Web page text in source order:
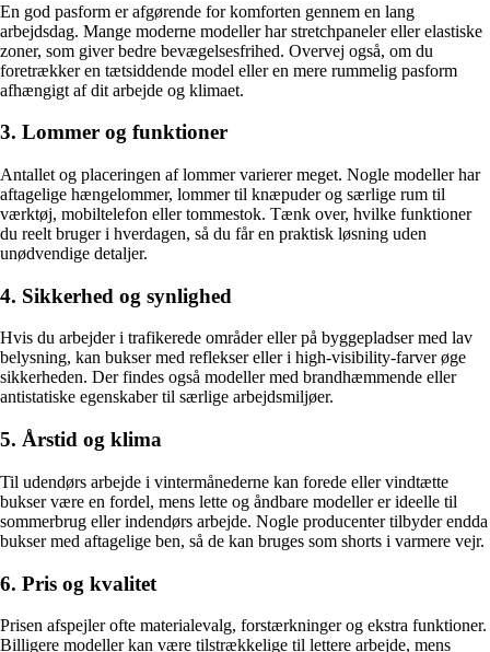
En god pasform er afgørende for komforten gennem en lang
arbejdsdag. Mange moderne modeller har stretchpaneler eller elastiske
zoner, som giver bedre bevægelsesfrihed. Overvej også, om du
foretrækker en tætsiddende model eller en mere rummelig pasform
afhængigt af dit arbejde og klimaet.
3. Lommer og funktioner
Antallet og placeringen af lommer varierer meget. Nogle modeller har
aftagelige hængelommer, lommer til knæpuder og særlige rum til
værktøj, mobiltelefon eller tommestok. Tænk over, hvilke funktioner
du reelt bruger i hverdagen, så du får en praktisk løsning uden
unødvendige detaljer.
4. Sikkerhed og synlighed
Hvis du arbejder i trafikerede områder eller på byggepladser med lav
belysning, kan bukser med reflekser eller i high-visibility-farver øge
sikkerheden. Der findes også modeller med brandhæmmende eller
antistatiske egenskaber til særlige arbejdsmiljøer.
5. Årstid og klima
Til udendørs arbejde i vintermånederne kan forede eller vindtætte
bukser være en fordel, mens lette og åndbare modeller er ideelle til
sommerbrug eller indendørs arbejde. Nogle producenter tilbyder endda
bukser med aftagelige ben, så de kan bruges som shorts i varmere vejr.
6. Pris og kvalitet
Prisen afspejler ofte materialevalg, forstærkninger og ekstra funktioner.
Billigere modeller kan være tilstrækkelige til lettere arbejde, mens